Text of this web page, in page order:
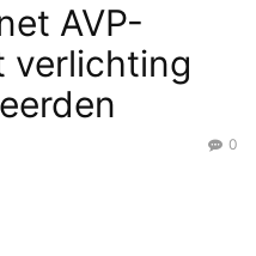
AVP-
verlichting
0